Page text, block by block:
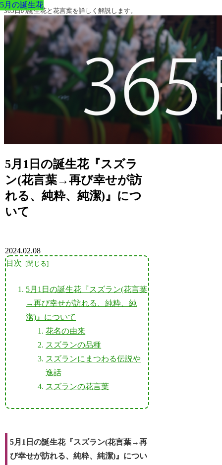
365日の誕生花と花言葉を詳しく解説します。
5月1日の誕生花『スズラ
ン(花言葉→再び幸せが訪
れる、純粋、純潔)』につ
いて
5月の誕生花
2024.02.08
目次
5月1日の誕生花『スズラン(花言葉
→再び幸せが訪れる、純粋、純
潔)』について
花名の由来
スズランの品種
スズランにまつわる伝説や
逸話
スズランの花言葉
5月1日の誕生花『スズラン(花言葉→再
び幸せが訪れる、純粋、純潔)』につい
5月の誕生花
5月の誕生花
5月の誕生花
5月の誕生花
5月の誕生花
5月の誕生花